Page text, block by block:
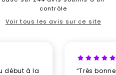
contrôle
Voir tous les avis sur ce site
début à la
“Très